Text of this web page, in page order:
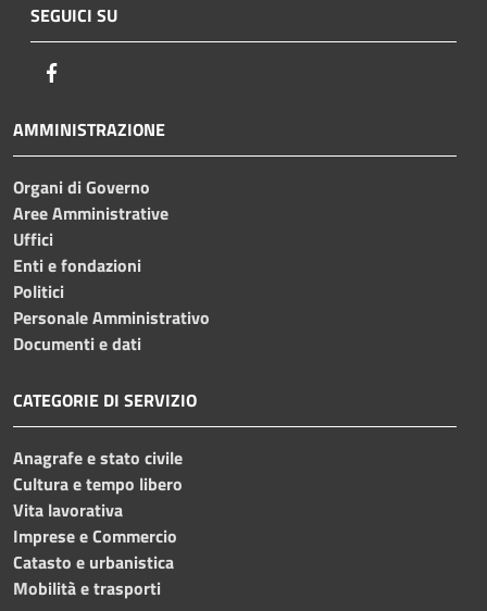
SEGUICI SU
AMMINISTRAZIONE
Organi di Governo
Aree Amministrative
Uffici
Enti e fondazioni
Politici
Personale Amministrativo
Documenti e dati
CATEGORIE DI SERVIZIO
Anagrafe e stato civile
Cultura e tempo libero
Vita lavorativa
Imprese e Commercio
Catasto e urbanistica
Mobilità e trasporti